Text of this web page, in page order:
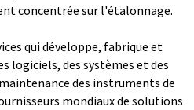
concentrée sur l'étalonnage.
qui développe, fabrique et
logiciels, des systèmes et des
des instruments de
mondiaux de solutions